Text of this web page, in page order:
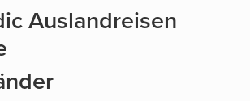
Auslandreisen